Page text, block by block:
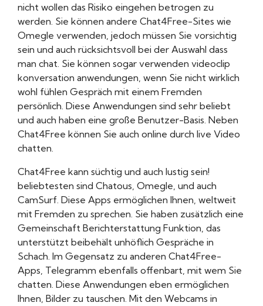
nicht wollen das Risiko eingehen betrogen zu
werden. Sie können andere Chat4Free-Sites wie
Omegle verwenden, jedoch müssen Sie vorsichtig
sein und auch rücksichtsvoll bei der Auswahl dass
man chat. Sie können sogar verwenden videoclip
konversation anwendungen, wenn Sie nicht wirklich
wohl fühlen Gespräch mit einem Fremden
persönlich. Diese Anwendungen sind sehr beliebt
und auch haben eine große Benutzer-Basis. Neben
Chat4Free können Sie auch online durch live Video
chatten.
Chat4Free kann süchtig und auch lustig sein!
beliebtesten sind Chatous, Omegle, und auch
CamSurf. Diese Apps ermöglichen Ihnen, weltweit
mit Fremden zu sprechen. Sie haben zusätzlich eine
Gemeinschaft Berichterstattung Funktion, das
unterstützt beibehält unhöflich Gespräche in
Schach. Im Gegensatz zu anderen Chat4Free-
Apps, Telegramm ebenfalls offenbart, mit wem Sie
chatten. Diese Anwendungen eben ermöglichen
Ihnen, Bilder zu tauschen. Mit den Webcams in